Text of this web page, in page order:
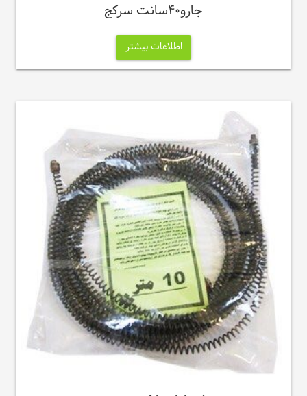
جارو‌۴۰سانت سرکج
اطلاعات بیشتر